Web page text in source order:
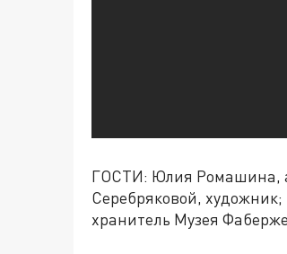
ГОСТИ: Юлия Ромашина,
Серебряковой,
хранитель Музея